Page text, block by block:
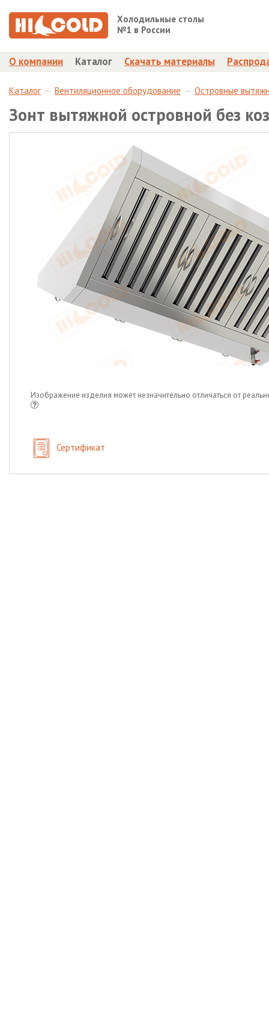
Холодильные столы
№1 в России
О компании Каталог Скачать материалы
Каталог Вентиляционное оборудование Островные
Зонт вытяжной островной без
Изображение изделия может незначительно отличаться от
Сертификат